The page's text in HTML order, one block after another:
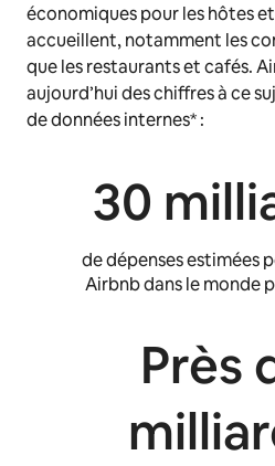
économiques pour les hôtes
accueillent, notamment les
que les restaurants et cafés.
aujourd’hui des chiffres à ce
de données internes* :
30
de dépenses estimées
Airbnb dans le monde
Près